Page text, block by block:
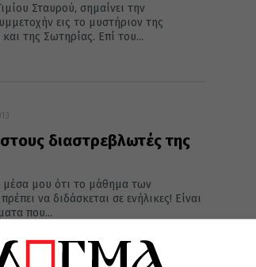
Σταυρού, σημαίνει την
εις το μυστήριον της
της Σωτηρίας. Επί του...
διαστρεβλωτές της
μέσα μου ότι το μάθημα των
να διδάσκεται σε ενήλικες! Είναι
που...